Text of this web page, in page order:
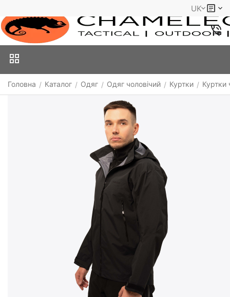
UK
Головна / Каталог / Одяг / Одяг чоловічий / Куртки / Куртки